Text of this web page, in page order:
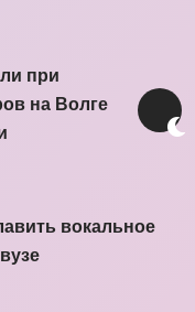
при
на Волге
вокальное